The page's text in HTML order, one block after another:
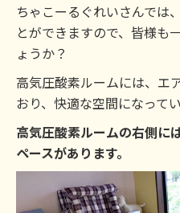
ちゃこーるぐれいさんでは
とができますので、皆様も
ょうか？
高気圧酸素ルームには、エ
おり、快適な空間になって
高気圧酸素ルームの右側に
ペースがあります。